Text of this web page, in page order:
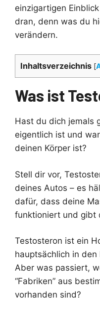
einzigartigen
dran, denn was du
verändern.
Inhaltsverzeichnis [
Was ist
Hast du dich jemals
eigentlich ist und
deinen Körper ist?
Stell dir vor,
deines Autos – es
dafür, dass deine
funktioniert und gibt
Testosteron ist ein
hauptsächlich in
Aber was passiert,
“Fabriken” aus
vorhanden sind?